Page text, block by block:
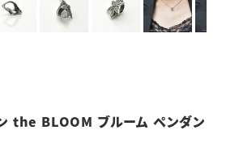
the BLOOM ブルーム ペンダン